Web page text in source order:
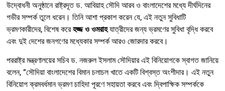
উদ্বোধনী অনুষ্ঠানে রাষ্ট্রদূত ড. আবিয়াহ সৌদি আরব ও বাংলাদেশের মধ্যে দীর্ঘদিনের
গভীর সম্পর্ক তুলে ধরেন। তিনি আশা প্রকাশ করেন যে, এই নতুন সুবিধাটি
ভ্রমণকারীদের, বিশেষ করেহজ্জ ও ওমরাহযাত্রীদের জন্য ভ্রমণের সুবিধা বৃদ্ধি করবে
এবং দুই দেশের জনগণের মধ্যেকার সম্পর্ক আরও জোরদার করবে।
পররাষ্ট্র মন্ত্রণালয়ের সচিব ড. নজরুল ইসলাম সৌদিয়ার এই বিনিয়োগকে স্বাগত জানিয়ে
বলেন, “সৌদিয়া বাংলাদেশের বিমান চলাচল খাতে একটি বিশ্বস্ত অংশীদার। এই নতুন
বিনিয়োগ ক্রমবর্ধমান ভ্রমণ চাহিদা পূরণে সহায়তা করবে এবং দ্বিপাক্ষিক সম্পর্ককে